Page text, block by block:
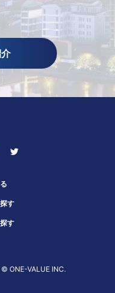
す
す
ONE-VALUE INC.